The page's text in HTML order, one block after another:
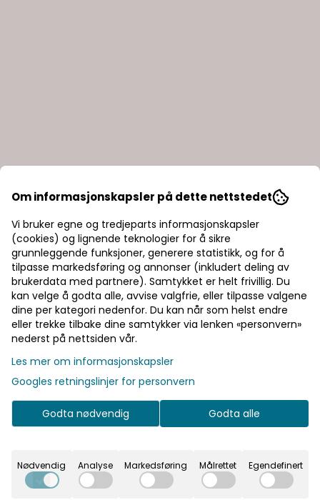
AT&S
Ring Cabestan Black
Ring Hybrid Black
Om informasjonskapsler på dette nettstedet
Vi bruker egne og tredjeparts informasjonskapsler
(cookies) og lignende teknologier for å sikre
grunnleggende funksjoner, generere statistikk, og for å
tilpasse markedsføring og annonser (inkludert deling av
brukerdata med partnere). Samtykket er helt frivillig. Du
kan velge å godta alle, avvise valgfrie, eller tilpasse valgene
dine per kategori nedenfor. Du kan når som helst endre
eller trekke tilbake dine samtykker via lenken «personvern»
nederst på nettsiden vår.
Les mer om informasjonskapsler
Googles retningslinjer for personvern
Godta nødvendig Godta alle
Nødvendig Analyse Markedsføring Målrettet Egendefinert